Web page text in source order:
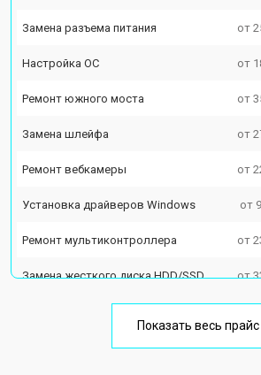
Замена разъема питания от
Настройка ОС от
Ремонт южного моста от
Замена шлейфа от
Ремонт вебкамеры от
Установка драйверов Windows от
Ремонт мультиконтроллера от
Замена жесткого диска HDD/SSD от
от
Показать весь прайс